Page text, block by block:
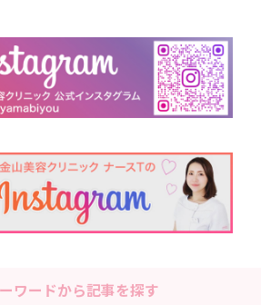
ワードから記事を探す